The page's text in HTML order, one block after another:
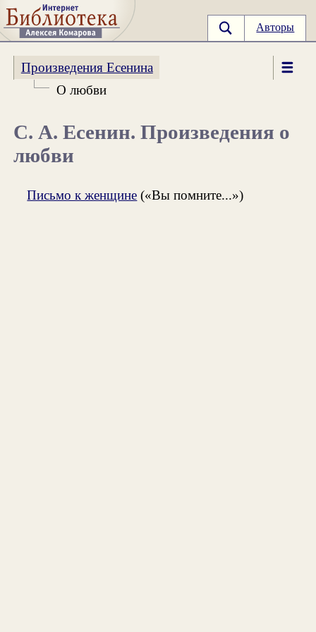
Авторы
Произведения Есенина
О любви
С. А. Есенин. Произведения о
любви
Письмо к женщине («Вы помните...»)